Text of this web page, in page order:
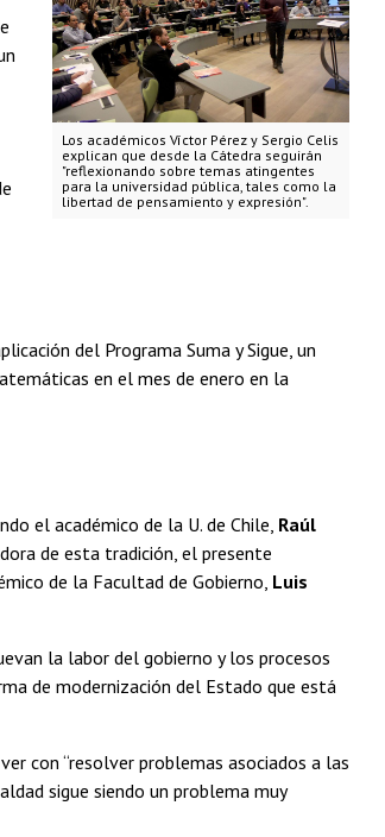
Los académicos Víctor Pérez y Sergio Celis
explican que desde la Cátedra seguirán
"reflexionando sobre temas atingentes
para la universidad pública, tales como la
libertad de pensamiento y expresión".
del Programa Suma y Sigue, un
en el mes de enero en la
el académico de la U. de Chile, Raúl
de esta tradición, el presente
de la Facultad de Gobierno, Luis
la labor del gobierno y los procesos
de modernización del Estado que está
con “resolver problemas asociados a las
sigue siendo un problema muy